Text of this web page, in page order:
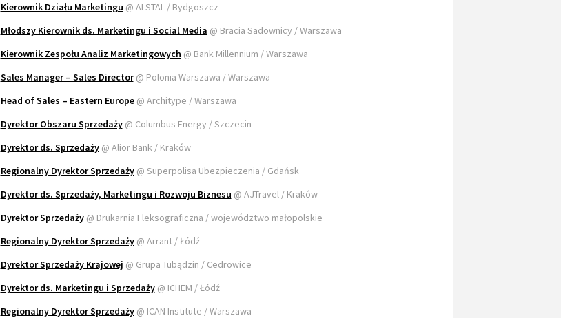
Kierownik Działu Marketingu @ ALSTAL / Bydgoszcz
Młodszy Kierownik ds. Marketingu i Social Media @ Bracia Sadownicy / Warszawa
Kierownik Zespołu Analiz Marketingowych @ Bank Millennium / Warszawa
Sales Manager – Sales Director @ Polonia Warszawa / Warszawa
Head of Sales – Eastern Europe @ Architype / Warszawa
Dyrektor Obszaru Sprzedaży @ Columbus Energy / Szczecin
Dyrektor ds. Sprzedaży@ Alior Bank / Kraków
Regionalny Dyrektor Sprzedaży @ Superpolisa Ubezpieczenia / Gdańsk
Dyrektor ds. Sprzedaży, Marketingu i Rozwoju Biznesu @ AJTravel / Kraków
Dyrektor Sprzedaży@ Drukarnia Fleksograficzna / województwo małopolskie
Regionalny Dyrektor Sprzedaży @ Arrant / Łódź
Dyrektor Sprzedaży Krajowej @ Grupa Tubądzin / Cedrowice
Dyrektor ds. Marketingu i Sprzedaży @ ICHEM / Łódź
Regionalny Dyrektor Sprzedaży @ ICAN Institute / Warszawa